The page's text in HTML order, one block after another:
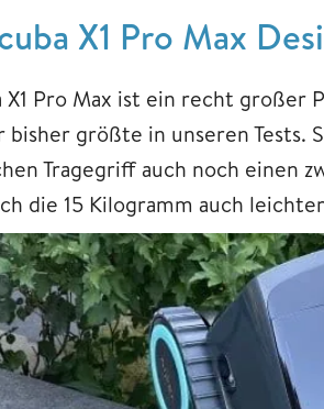
X1 Pro Max
X1 Pro Max ist ein recht großer
bisher größte in unseren Tests.
Tragegriff auch noch einen
die 15 Kilogramm auch